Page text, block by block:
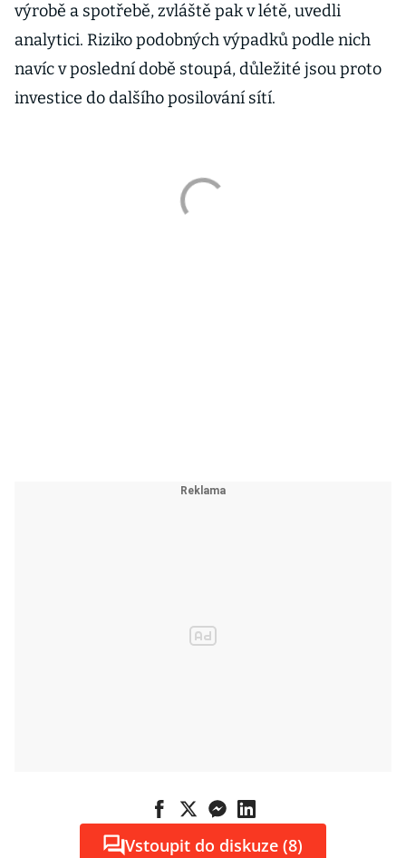
výrobě a spotřebě, zvláště pak v létě, uvedli
analytici. Riziko podobných výpadků podle nich
navíc v poslední době stoupá, důležité jsou proto
investice do dalšího posilování sítí.
Vstoupit do diskuze (8)